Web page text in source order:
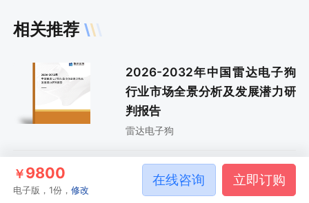
相关推荐
2026-2032年中国雷达电子狗
行业市场全景分析及发展潜力研
判报告
雷达电子狗
2025-2031年中国雷达电子狗
行业市场分析研究及投资机会研
￥9800
电子版，1份，修改
在线咨询 立即订购